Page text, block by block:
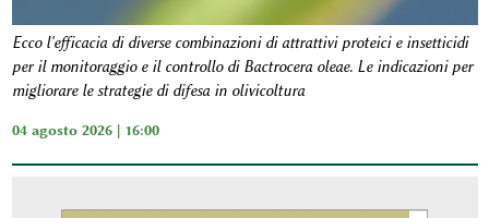
Ecco l'efficacia di diverse combinazioni di attrattivi proteici e insetticidi
per il monitoraggio e il controllo di Bactrocera oleae. Le indicazioni per
migliorare le strategie di difesa in olivicoltura
04 agosto 2026 | 16:00